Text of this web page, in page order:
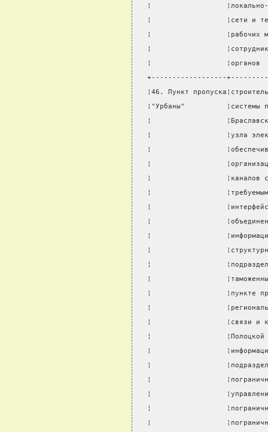
¦
¦                  ¦сети и
¦
¦
¦
+------------------
¦46. Пункт
¦"Урбаны"          ¦системы
¦
¦                  ¦узла
¦
¦
¦
¦
¦
¦
¦
¦
¦
¦
¦                  ¦пункте
¦
¦                  ¦связи и
¦
¦
¦
¦
¦
¦
¦